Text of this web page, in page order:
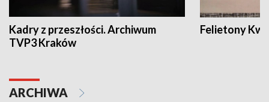
Kadry z przeszłości. Archiwum
TVP3 Kraków
Felietony
ARCHIWA